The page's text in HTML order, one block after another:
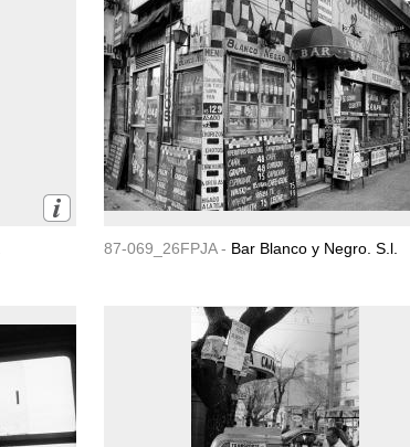
87-069_26FPJA - Bar Blanco y Negro. S.l.